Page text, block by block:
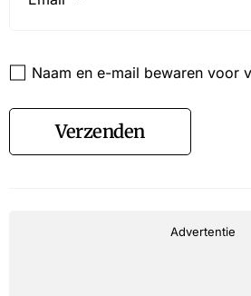
Naam en e-mail bewaren voor
Verzenden
Advertentie